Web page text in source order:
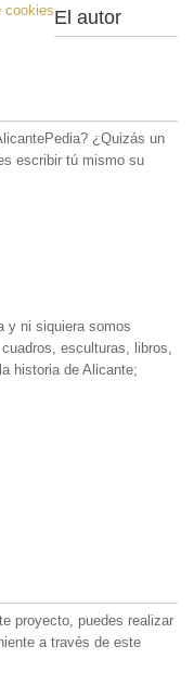
cookiesEl autor
¿Quizás un
escribir tú mismo su
y ni siquiera somos
esculturas, libros,
historia de Alicante;
proyecto, puedes realizar
a través de este